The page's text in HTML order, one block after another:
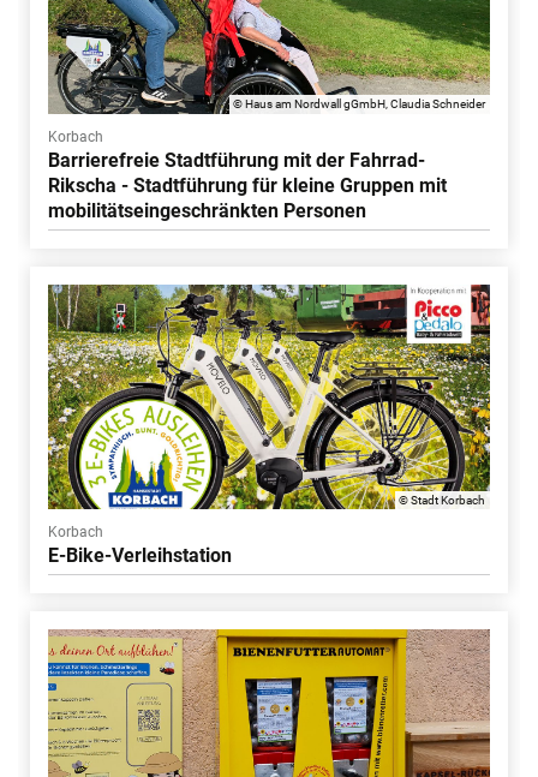
© Haus am Nordwall gGmbH, Claudia Schneider
Korbach
Barrierefreie Stadtführung mit der Fahrrad-
Rikscha - Stadtführung für kleine Gruppen mit
mobilitätseingeschränkten Personen
© Stadt Korbach
Korbach
E-Bike-Verleihstation